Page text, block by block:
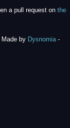
a pull request on the
by Dysnomia-